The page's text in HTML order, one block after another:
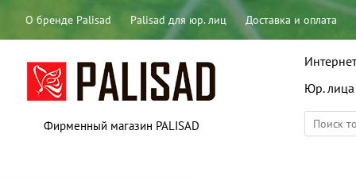
О бренде Palisad Palisad для юр. лиц Доставка и оплата
Фирменный магазин PALISAD
Юр. лица